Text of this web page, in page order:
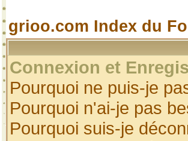
grioo.com Index du
Connexion et
Pourquoi ne puis-je
Pourquoi n'ai-je pas
Pourquoi suis-je